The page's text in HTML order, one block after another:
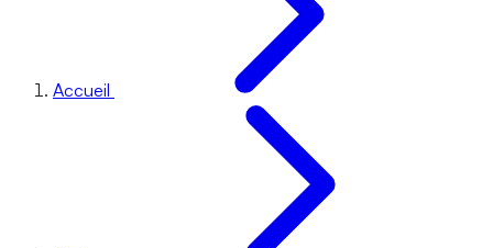
Accueil